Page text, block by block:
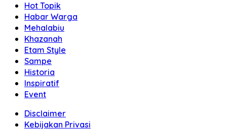
Hot Topik
Habar Warga
Mehalabiu
Khazanah
Etam Style
Sampe
Historia
Inspiratif
Event
Disclaimer
Kebijakan Privasi